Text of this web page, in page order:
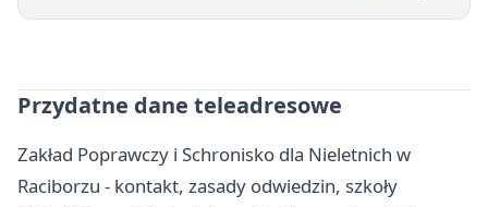
Przydatne dane teleadresowe
Zakład Poprawczy i Schronisko dla Nieletnich w
Raciborzu - kontakt, zasady odwiedzin, szkoły